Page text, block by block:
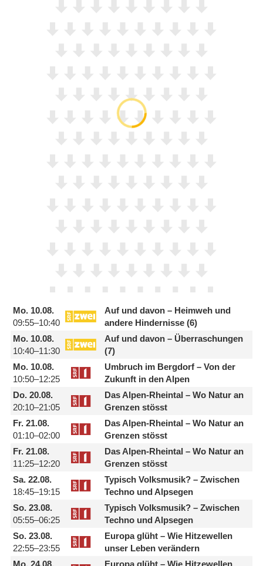
Mo.10.08.
09:55–10:40
Auf und davon – Heimweh und
andere Hindernisse (6)
Mo.10.08.
10:40–11:30
Auf und davon – Überraschungen
(7)
Mo.10.08.
10:50–12:25
Umbruch im Bergdorf – Von der
Zukunft in den Alpen
Do.20.08.
20:10–21:05
Das Alpen-Rheintal – Wo Natur an
Grenzen stösst
Fr.21.08.
01:10–02:00
Das Alpen-Rheintal – Wo Natur an
Grenzen stösst
Fr.21.08.
11:25–12:20
Das Alpen-Rheintal – Wo Natur an
Grenzen stösst
Sa.22.08.
18:45–19:15
Typisch Volksmusik? – Zwischen
Techno und Alpsegen
So.23.08.
05:55–06:25
Typisch Volksmusik? – Zwischen
Techno und Alpsegen
So.23.08.
22:55–23:55
Europa glüht – Wie Hitzewellen
unser Leben verändern
Mo.24.08.
Europa glüht – Wie Hitzewellen